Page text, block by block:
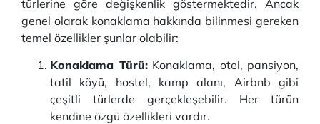
türlerine göre değişkenlik göstermektedir. Ancak
genel olarak konaklama hakkında bilinmesi gereken
temel özellikler şunlar olabilir:
Konaklama Türü:Konaklama, otel, pansiyon,
tatil köyü, hostel, kamp alanı, Airbnb gibi
çeşitli türlerde gerçekleşebilir. Her türün
kendine özgü özellikleri vardır.